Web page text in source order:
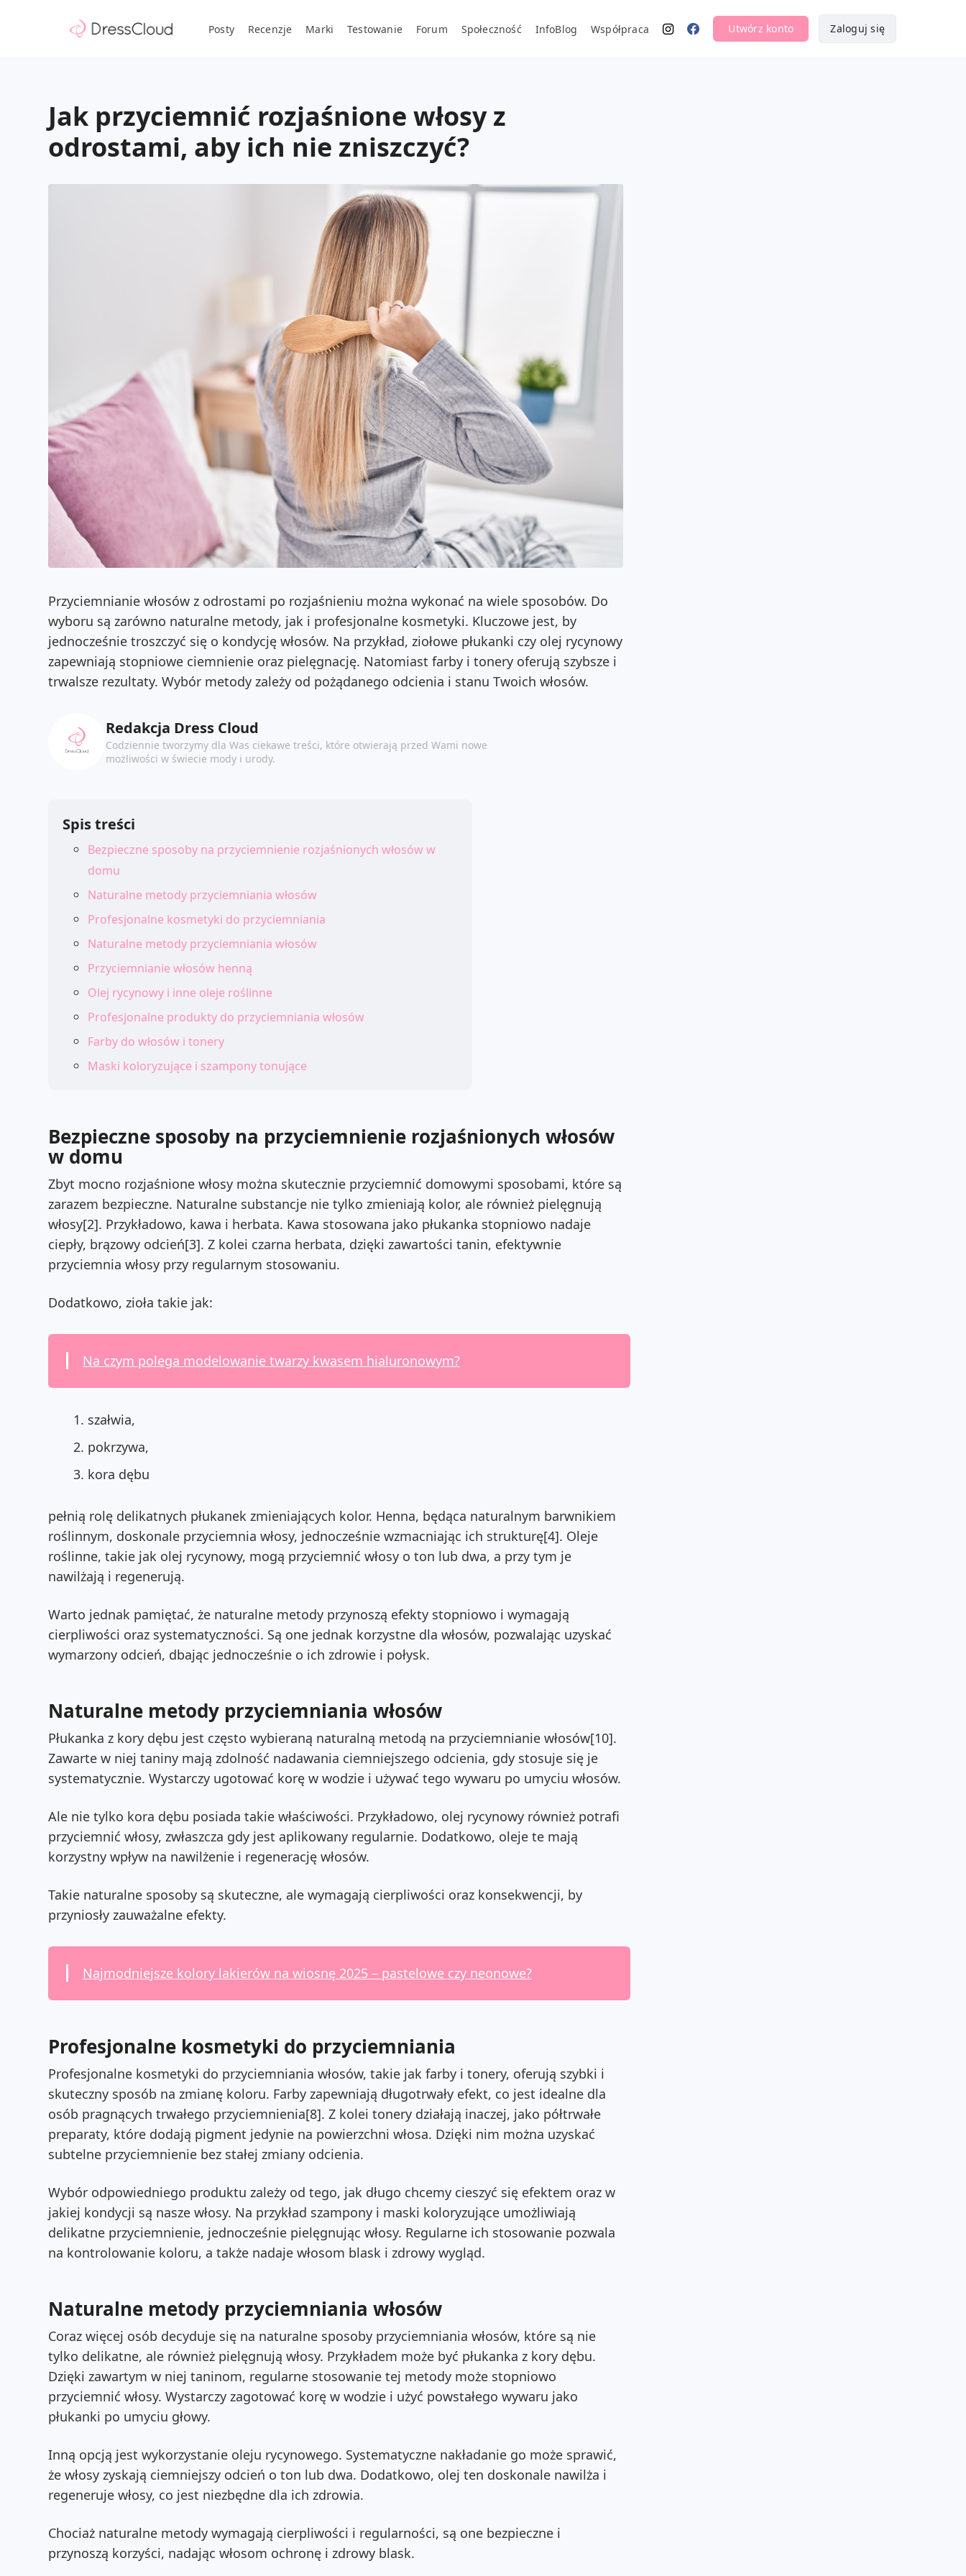
Posty Recenzje Marki Testowanie Forum Społeczność InfoBlog Współpraca Utwórz konto Zaloguj się
Jak przyciemnić rozjaśnione włosy z
odrostami, aby ich nie zniszczyć?
Przyciemnianie włosów z odrostami po rozjaśnieniu można wykonać na wiele sposobów. Do
wyboru są zarówno naturalne metody, jak i profesjonalne kosmetyki. Kluczowe jest, by
jednocześnie troszczyć się o kondycję włosów. Na przykład, ziołowe płukanki czy olej rycynowy
zapewniają stopniowe ciemnienie oraz pielęgnację. Natomiast farby i tonery oferują szybsze i
trwalsze rezultaty. Wybór metody zależy od pożądanego odcienia i stanu Twoich włosów.
Redakcja Dress Cloud
Codziennie tworzymy dla Was ciekawe treści, które otwierają przed Wami nowe
możliwości w świecie mody i urody.
Spis treści
Bezpieczne sposoby na przyciemnienie rozjaśnionych włosów w
domu
Naturalne metody przyciemniania włosów
Profesjonalne kosmetyki do przyciemniania
Naturalne metody przyciemniania włosów
Przyciemnianie włosów henną
Olej rycynowy i inne oleje roślinne
Profesjonalne produkty do przyciemniania włosów
Farby do włosów i tonery
Maski koloryzujące i szampony tonujące
Bezpieczne sposoby na przyciemnienie rozjaśnionych włosów
w domu
Zbyt mocno rozjaśnione włosy można skutecznie przyciemnić domowymi sposobami, które są
zarazem bezpieczne. Naturalne substancje nie tylko zmieniają kolor, ale również pielęgnują
włosy[2]. Przykładowo, kawa i herbata. Kawa stosowana jako płukanka stopniowo nadaje
ciepły, brązowy odcień[3]. Z kolei czarna herbata, dzięki zawartości tanin, efektywnie
przyciemnia włosy przy regularnym stosowaniu.
Dodatkowo, zioła takie jak:
Na czym polega modelowanie twarzy kwasem hialuronowym?
szałwia,
pokrzywa,
kora dębu
pełnią rolę delikatnych płukanek zmieniających kolor. Henna, będąca naturalnym barwnikiem
roślinnym, doskonale przyciemnia włosy, jednocześnie wzmacniając ich strukturę[4]. Oleje
roślinne, takie jak olej rycynowy, mogą przyciemnić włosy o ton lub dwa, a przy tym je
nawilżają i regenerują.
Warto jednak pamiętać, że naturalne metody przynoszą efekty stopniowo i wymagają
cierpliwości oraz systematyczności. Są one jednak korzystne dla włosów, pozwalając uzyskać
wymarzony odcień, dbając jednocześnie o ich zdrowie i połysk.
Naturalne metody przyciemniania włosów
Płukanka z kory dębu jest często wybieraną naturalną metodą na przyciemnianie włosów[10].
Zawarte w niej taniny mają zdolność nadawania ciemniejszego odcienia, gdy stosuje się je
systematycznie. Wystarczy ugotować korę w wodzie i używać tego wywaru po umyciu włosów.
Ale nie tylko kora dębu posiada takie właściwości. Przykładowo, olej rycynowy również potrafi
przyciemnić włosy, zwłaszcza gdy jest aplikowany regularnie. Dodatkowo, oleje te mają
korzystny wpływ na nawilżenie i regenerację włosów.
Takie naturalne sposoby są skuteczne, ale wymagają cierpliwości oraz konsekwencji, by
przyniosły zauważalne efekty.
Najmodniejsze kolory lakierów na wiosnę 2025 – pastelowe czy neonowe?
Profesjonalne kosmetyki do przyciemniania
Profesjonalne kosmetyki do przyciemniania włosów, takie jak farby i tonery, oferują szybki i
skuteczny sposób na zmianę koloru. Farby zapewniają długotrwały efekt, co jest idealne dla
osób pragnących trwałego przyciemnienia[8]. Z kolei tonery działają inaczej, jako półtrwałe
preparaty, które dodają pigment jedynie na powierzchni włosa. Dzięki nim można uzyskać
subtelne przyciemnienie bez stałej zmiany odcienia.
Wybór odpowiedniego produktu zależy od tego, jak długo chcemy cieszyć się efektem oraz w
jakiej kondycji są nasze włosy. Na przykład szampony i maski koloryzujące umożliwiają
delikatne przyciemnienie, jednocześnie pielęgnując włosy. Regularne ich stosowanie pozwala
na kontrolowanie koloru, a także nadaje włosom blask i zdrowy wygląd.
Naturalne metody przyciemniania włosów
Coraz więcej osób decyduje się na naturalne sposoby przyciemniania włosów, które są nie
tylko delikatne, ale również pielęgnują włosy. Przykładem może być płukanka z kory dębu.
Dzięki zawartym w niej taninom, regularne stosowanie tej metody może stopniowo
przyciemnić włosy. Wystarczy zagotować korę w wodzie i użyć powstałego wywaru jako
płukanki po umyciu głowy.
Inną opcją jest wykorzystanie oleju rycynowego. Systematyczne nakładanie go może sprawić,
że włosy zyskają ciemniejszy odcień o ton lub dwa. Dodatkowo, olej ten doskonale nawilża i
regeneruje włosy, co jest niezbędne dla ich zdrowia.
Chociaż naturalne metody wymagają cierpliwości i regularności, są one bezpieczne i
przynoszą korzyści, nadając włosom ochronę i zdrowy blask.